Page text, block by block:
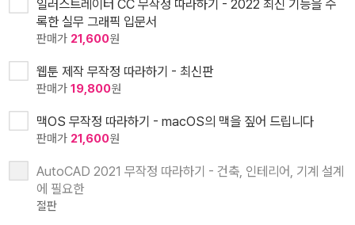
일러스트레이터 CC 무작정 따라하기 - 2022 최신 기능을 수
록한 실무 그래픽 입문서
판매가 21,600원
웹툰 제작 무작정 따라하기 - 최신판
판매가 19,800원
맥OS 무작정 따라하기 - macOS의 맥을 짚어 드립니다
판매가 21,600원
AutoCAD 2021 무작정 따라하기 - 건축, 인테리어, 기계 설계
에 필요한
절판